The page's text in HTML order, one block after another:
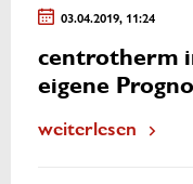
03.04.2019, 11:24
centrotherm
eigene
weiterlesen